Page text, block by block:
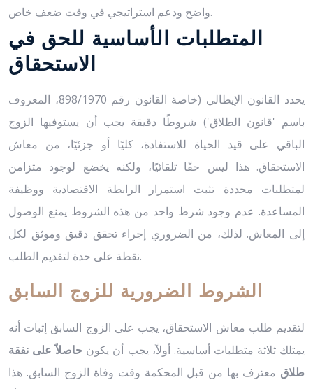
واضح ودعم استراتيجي في وقت ضعف خاص.
المتطلبات الأساسية للحق في
الاستحقاق
يحدد القانون الإيطالي (خاصة القانون رقم 898/1970، المعروف
باسم 'قانون الطلاق') شروطًا دقيقة يجب أن يستوفيها الزوج
الباقي على قيد الحياة للاستفادة، كليًا أو جزئيًا، من معاش
الاستحقاق. هذا ليس حقًا تلقائيًا، ولكنه يخضع لوجود متزامن
لمتطلبات محددة تثبت استمرار الرابطة الاقتصادية ووظيفة
المساعدة. عدم وجود شرط واحد من هذه الشروط يمنع الوصول
إلى المعاش. لذلك، من الضروري إجراء تحقق دقيق وموثق لكل
نقطة على حدة لتقديم الطلب.
الشروط الضرورية للزوج السابق
لتقديم طلب معاش الاستحقاق، يجب على الزوج السابق إثبات أنه
يمتلك ثلاثة متطلبات أساسية. أولاً، يجب أن يكون حاصلاً على نفقة
طلاق معترف بها من قبل المحكمة وقت وفاة الزوج السابق. هذا